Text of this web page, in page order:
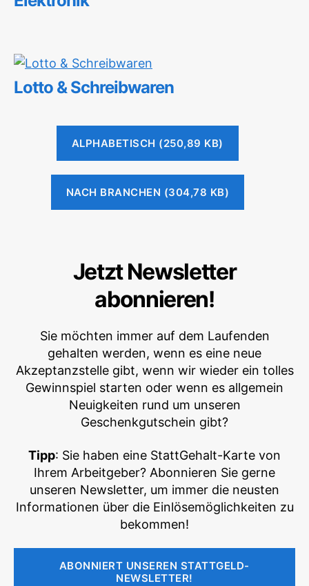
Lotto & Schreibwaren
ALPHABETISCH
NACH BRANCHEN
Jetzt Newsletter
abonnieren!
Sie möchten immer auf dem Laufenden
gehalten werden, wenn es eine neue
Akzeptanzstelle gibt, wenn wir wieder ein tolles
Gewinnspiel starten oder wenn es allgemein
Neuigkeiten rund um unseren
Geschenkgutschein gibt?
Tipp: Sie haben eine StattGehalt-Karte von
Ihrem Arbeitgeber? Abonnieren Sie gerne
unseren Newsletter, um immer die neusten
Informationen über die Einlösemöglichkeiten zu
bekommen!
ABONNIERT UNSEREN STATTGELD-
NEWSLETTER!